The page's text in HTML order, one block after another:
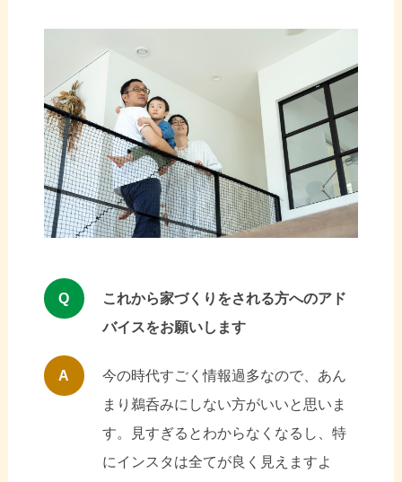
Q
これから家づくりをされる方へのアド
バイスをお願いします
A
今の時代すごく情報過多なので、あん
まり鵜呑みにしない方がいいと思いま
す。見すぎるとわからなくなるし、特
にインスタは全てが良く見えますよ